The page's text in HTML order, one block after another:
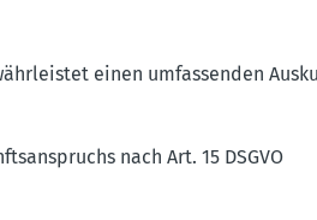
einen umfas­senden
nach Art. 15 DSGVO